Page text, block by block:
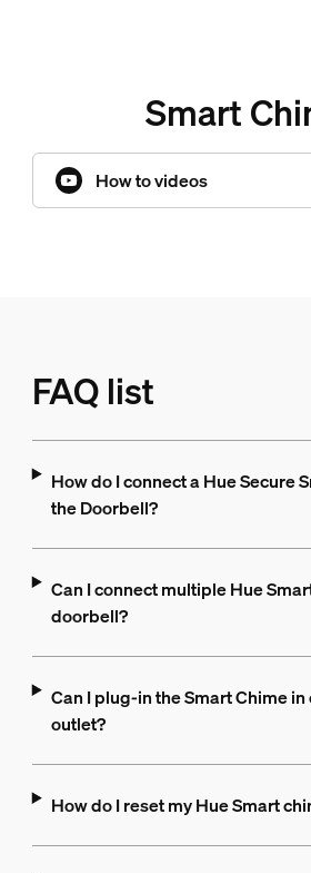
Smart
How to videos
FAQ list
How do I connect a Hue Secure
the Doorbell?
Can I connect multiple Hue
doorbell?
Can I plug-in the Smart Chime
outlet?
How do I reset my Hue Smart